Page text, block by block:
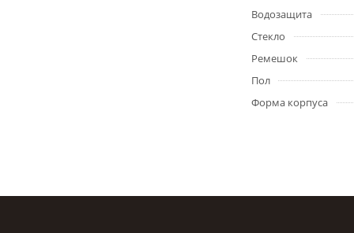
Водозащита
Стекло
Ремешок
Пол
Форма корпуса